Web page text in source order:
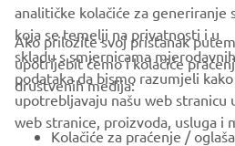
Budite prvi koji će saznati o
događajima, novim izdanjima i još
analitičke kolačiće za
koja se temelji na privatnosti i u
skladu s smjernicama
podataka da bismo razumjeli
upotrebljavaju našu web stranicu
web stranice, proizvoda, usluga i
Ako priložite svoj pristanak
upotrijebit ćemo i kolačiće
društvenih medija:
Kolačiće za praćenje /